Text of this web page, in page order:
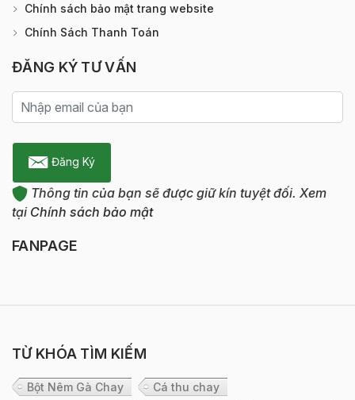
Chính sách bảo mật trang website
Chính Sách Thanh Toán
ĐĂNG KÝ TƯ VẤN
Đăng Ký
Thông tin của bạn sẽ được giữ kín tuyệt đối. Xem
tại Chính sách bảo mật
FANPAGE
TỪ KHÓA TÌM KIẾM
Bột Nêm Gà Chay
Cá thu chay